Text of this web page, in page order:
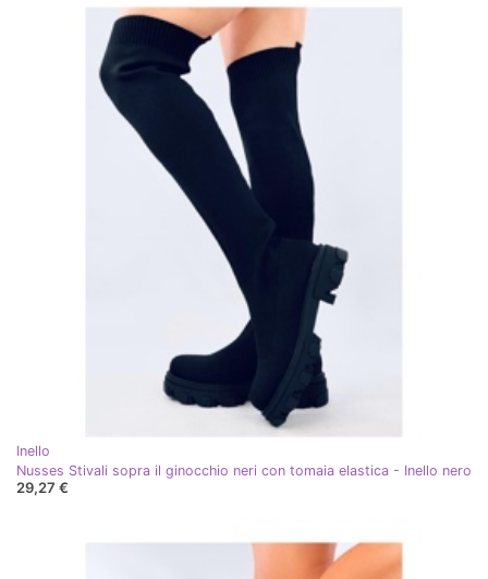
Inello
Nusses Stivali sopra il ginocchio neri con tomaia elastica - Inello nero
29,27 €